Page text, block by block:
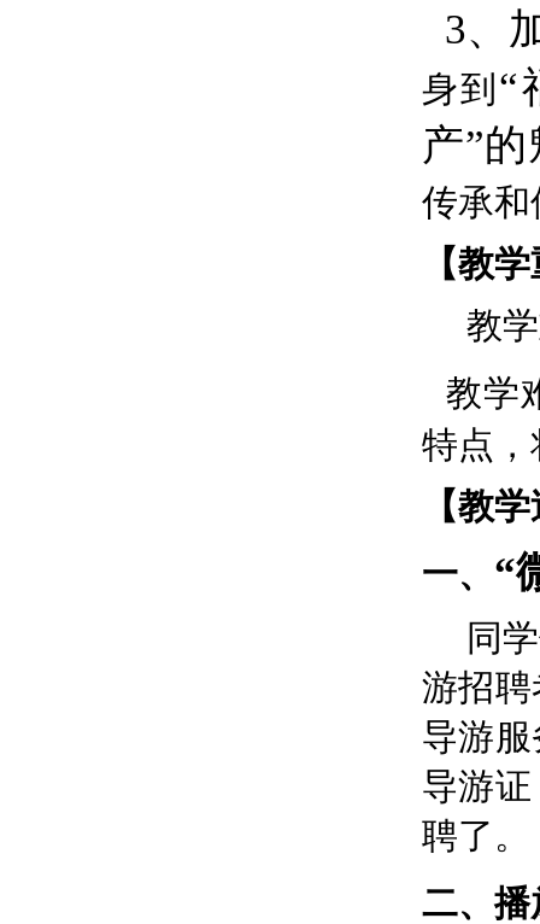
3、
身到 “
产”
传承和
【教
教
教学
特点，
【教
一、 “
同
游招
导游
导游
聘了。
二、播